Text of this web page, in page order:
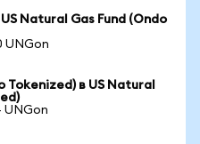
Natural Gas Fund (Ondo
UNGon
в US Natural
UNGon